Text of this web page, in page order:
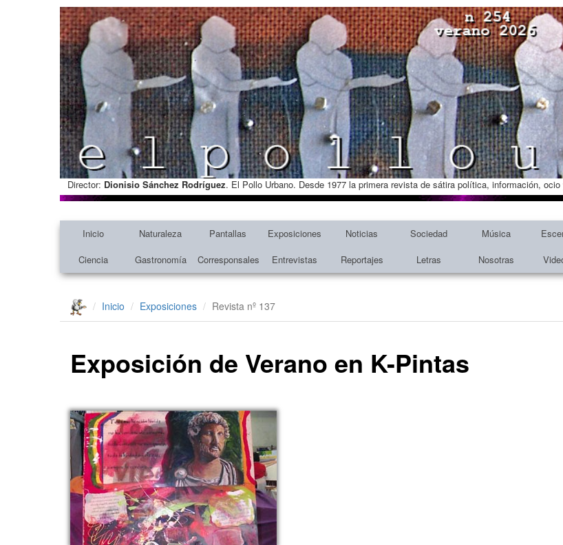
Director: Dionisio Sánchez Rodríguez. El Pollo Urbano. Desde 1977 la primera revista de sátira política, información,
Inicio Naturaleza Pantallas Exposiciones Noticias Sociedad Música
Ciencia
Gastronomía Corresponsales Entrevistas Reportajes Letras Nosotras
Inicio Exposiciones Revista nº 137
Exposición de Verano en K-Pintas